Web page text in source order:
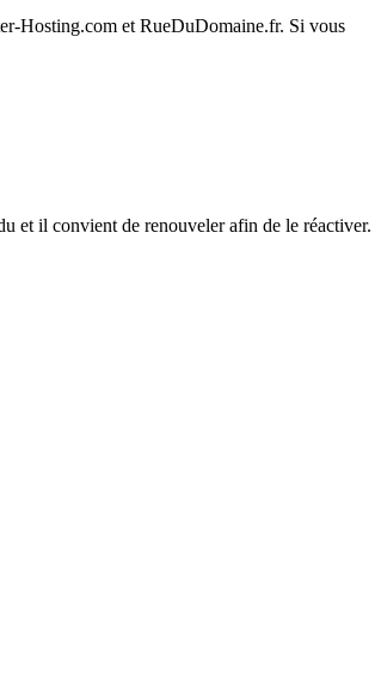
Hosting.com et RueDuDomaine.fr. Si vous
et il convient de renouveler afin de le réactiver.